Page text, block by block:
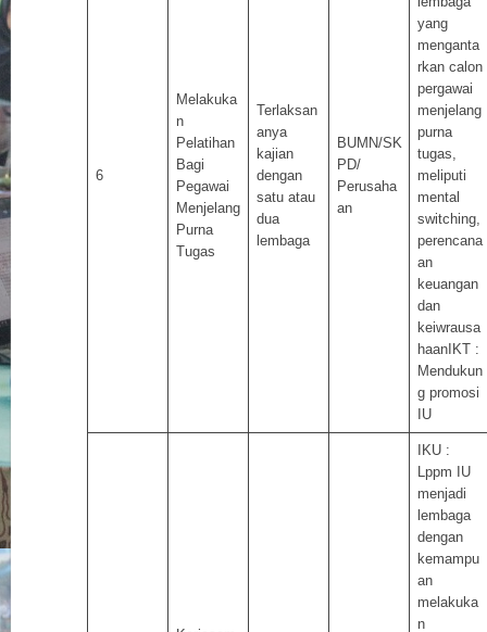
6
Melakuka
n
Pelatihan
Bagi
Pegawai
Menjelang
Purna
Tugas
Terlaksan
anya
kajian
dengan
satu atau
dua
lembaga
BUMN/SK
PD/
Perusaha
an
yang
menganta
rkan calon
pergawai
menjelang
purna
tugas,
meliputi
mental
switching,
perencana
an
keuangan
dan
keiwrausa
haanIKT :
Mendukun
g promosi
IU
IKU :
Lppm IU
menjadi
lembaga
dengan
kemampu
an
melakuka
n